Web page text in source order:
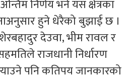
निर्णय भने यस क्षेत्रका
हुने धेरैको बुझाई छ ।
देउवा, भीम रावल र
राजधानी निर्धारण
पनि कतिपय जानकारको